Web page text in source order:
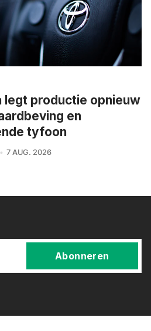
legt productie opnieuw
en
tyfoon
7 AUG. 2026
Abonneren